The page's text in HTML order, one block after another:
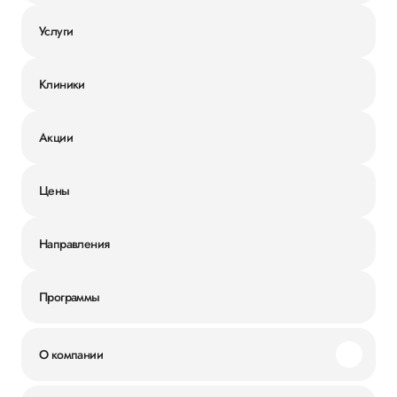
Услуги
Клиники
Акции
Цены
Направления
Программы
О компании